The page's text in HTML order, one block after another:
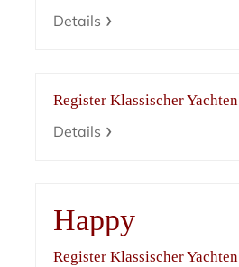
Details
Register Klassischer Yachten
Details
Happy
Register Klassischer Yachten